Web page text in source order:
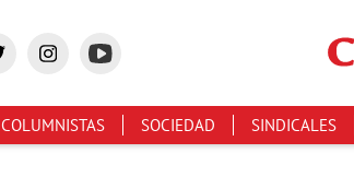
COLUMNISTAS SOCIEDAD SINDICALES